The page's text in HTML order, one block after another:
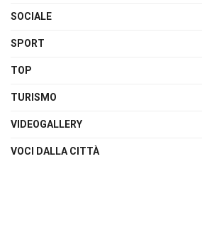
SOCIALE
SPORT
TOP
TURISMO
VIDEOGALLERY
VOCI DALLA CITTÀ